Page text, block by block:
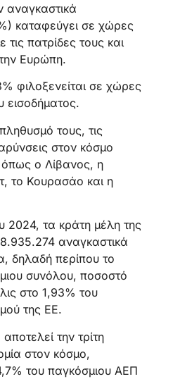
αναγκαστικά
καταφεύγει σε χώρες
πατρίδες τους και
Ευρώπη.
φιλοξενείται σε χώρες
εισοδήματος.
τους, τις
στον κόσμο
όπως ο Λίβανος, η
το Κουρασάο και η
2024, τα κράτη μέλη της
αναγκαστικά
δηλαδή περίπου το
συνόλου, ποσοστό
στο 1,93% του
της ΕΕ.
την τρίτη
στον κόσμο,
του παγκόσμιου ΑΕΠ